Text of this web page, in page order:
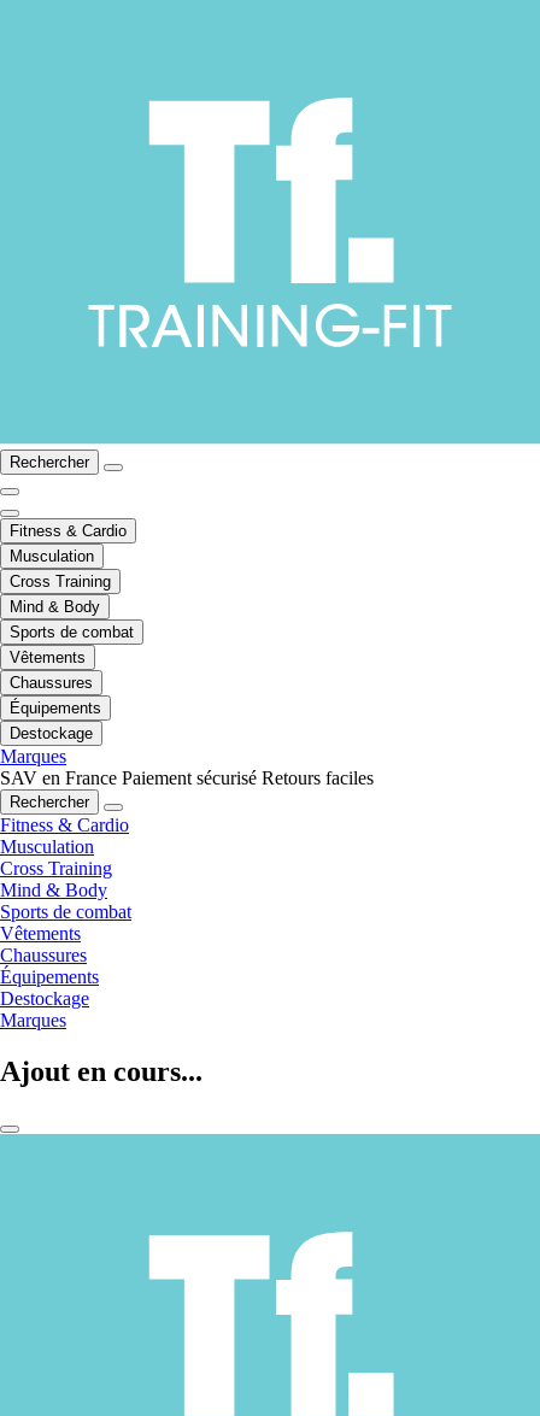
Rechercher
Fitness & Cardio
Musculation
Cross Training
Mind & Body
Sports de combat
Vêtements
Chaussures
Équipements
Destockage
Marques
SAV en France Paiement sécurisé Retours faciles
Rechercher
Fitness & Cardio
Musculation
Cross Training
Mind & Body
Sports de combat
Vêtements
Chaussures
Équipements
Destockage
Marques
Ajout en cours...